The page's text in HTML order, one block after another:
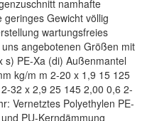
namhafte
Gewicht völlig
wartungsfreies
angebotenen Größen mit
s) PE-Xa (di) Außenmantel
kg/m m 2-20 x 1,9 15 125
32 x 2,9 25 145 2,00 0,6 2-
Vernetztes Polyethylen PE-
PU-Kerndämmung